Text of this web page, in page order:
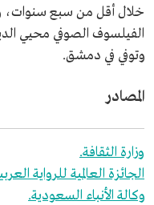
خلال أقل من سبع سنوات،
الفيلسوف الصوفي محيي
وتوفي في دمشق.
المصادر
وزارة الثقافة.
الجائزة العالمية للرواية
وكالة الأنباء السعودية.